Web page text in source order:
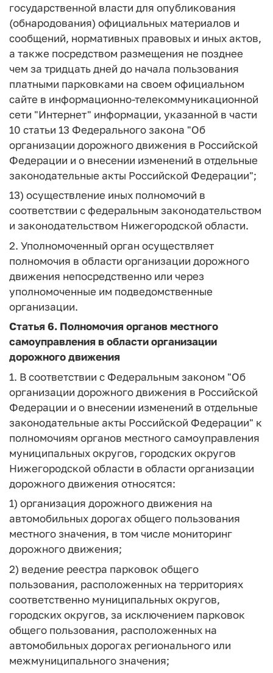
государственной власти для опубликования
(обнародования) официальных материалов и
сообщений, нормативных правовых и иных актов,
а также посредством размещения не позднее
чем за тридцать дней до начала пользования
платными парковками на своем официальном
сайте в информационно-телекоммуникационной
сети "Интернет" информации, указанной в части
10 статьи 13 Федерального закона "Об
организации дорожного движения в Российской
Федерации и о внесении изменений в отдельные
законодательные акты Российской Федерации";
13) осуществление иных полномочий в
соответствии с федеральным законодательством
и законодательством Нижегородской области.
2. Уполномоченный орган осуществляет
полномочия в области организации дорожного
движения непосредственно или через
уполномоченные им подведомственные
организации.
Статья 6. Полномочия органов местного
самоуправления в области организации
дорожного движения
1. В соответствии с Федеральным законом "Об
организации дорожного движения в Российской
Федерации и о внесении изменений в отдельные
законодательные акты Российской Федерации" к
полномочиям органов местного самоуправления
муниципальных округов, городских округов
Нижегородской области в области организации
дорожного движения относятся:
1) организация дорожного движения на
автомобильных дорогах общего пользования
местного значения, в том числе мониторинг
дорожного движения;
2) ведение реестра парковок общего
пользования, расположенных на территориях
соответственно муниципальных округов,
городских округов, за исключением парковок
общего пользования, расположенных на
автомобильных дорогах регионального или
межмуниципального значения;